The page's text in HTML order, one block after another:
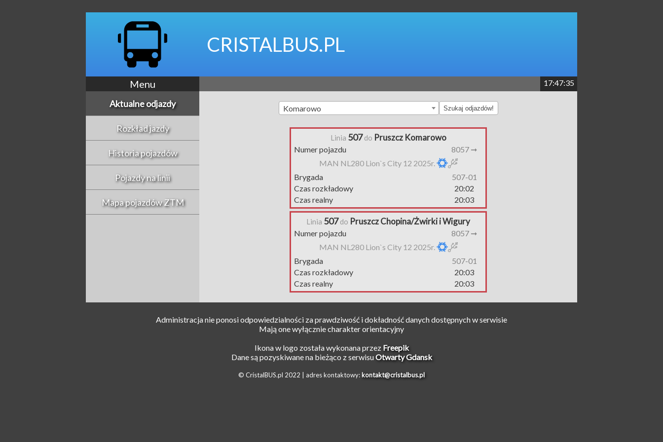
CRISTALBUS.PL
Menu 17:47:35
Aktualne odjazdy
Rozkład jazdy
Historia pojazdów
Pojazdy na linii
Mapa pojazdów ZTM
Komarowo Szukaj odjazdów!
Linia 507do Pruszcz Komarowo
Numer pojazdu
8057 ➞
MAN NL280 Lion`s City 12 2025r.
Brygada
507-01
Czas rozkładowy
20:02
Czas realny
20:03
Linia 507do Pruszcz Chopina/Żwirki i Wigury
Numer pojazdu
8057 ➞
MAN NL280 Lion`s City 12 2025r.
Brygada
507-01
Czas rozkładowy
20:03
Czas realny
20:03
Administracja nie ponosi odpowiedzialności za prawdziwość i dokładność danych dostępnych w serwisie
Mają one wyłącznie charakter orientacyjny
Ikona w logo została wykonana przez Freepik
Dane są pozyskiwane na bieżąco z serwisuOtwarty Gdansk
© CristalBUS.pl 2022 | adres kontaktowy: kontakt@cristalbus.pl